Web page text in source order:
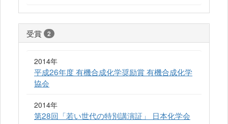
受賞 2
2014年
平成26年度 有機合成化学奨励賞 有機合成化学
協会
2014年
第28回「若い世代の特別講演証」 日本化学会